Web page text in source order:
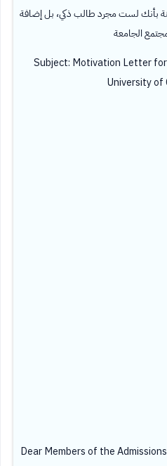
بأنك لست مجرد طالب ذكي، بل إضافة
Subject: Motivation Letter
University of
Dear Members of the